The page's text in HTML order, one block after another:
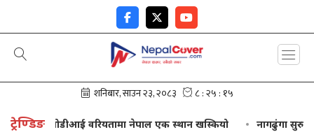
ट्रेण्डिङ
ओडीआई वरियतामा नेपाल एक स्थान खस्कियो नागढुंगा